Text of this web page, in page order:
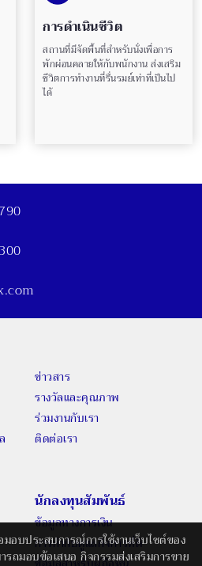
การดำเนินชีวิต
สถานที่มีจัดพื้นที่สำหรับนั่งเพื่อการ
พักผ่อนคลายให้กับพนักงาน ส่งเสริม
ชีวิตการทำงานที่รื่นรมย์เท่าที่เป็นไป
ได้
ข่าวสาร
รางวัลและคุณภาพ
ร่วมงานกับเรา
ติดต่อเรา
นักลงทุนสัมพันธ์
ข้อมูลทางการเงิน
การกำกับดูแลกิจการที่ดี
อบประสบการณ์การใช้งานเว็บไซต์ของ
ถมอบข้อเสนอ กิจกรรมส่งเสริมการขาย